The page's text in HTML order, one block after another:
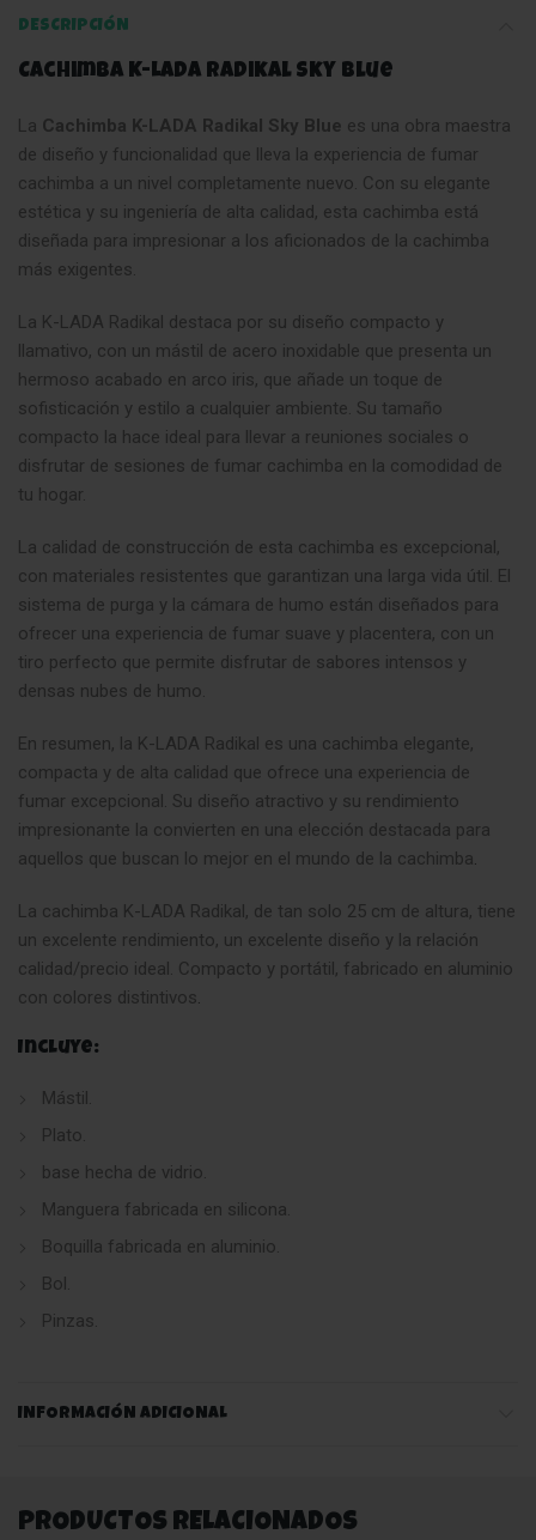
DESCRIPCIÓN
Cachimba K-LADA Radikal Sky Blue
La Cachimba K-LADA Radikal Sky Blue es una obra maestra
de diseño y funcionalidad que lleva la experiencia de fumar
cachimba a un nivel completamente nuevo. Con su elegante
estética y su ingeniería de alta calidad, esta cachimba está
diseñada para impresionar a los aficionados de la cachimba
más exigentes.
La K-LADA Radikal destaca por su diseño compacto y
llamativo, con un mástil de acero inoxidable que presenta un
hermoso acabado en arco iris, que añade un toque de
sofisticación y estilo a cualquier ambiente. Su tamaño
compacto la hace ideal para llevar a reuniones sociales o
disfrutar de sesiones de fumar cachimba en la comodidad de
tu hogar.
La calidad de construcción de esta cachimba es excepcional,
con materiales resistentes que garantizan una larga vida útil. El
sistema de purga y la cámara de humo están diseñados para
ofrecer una experiencia de fumar suave y placentera, con un
tiro perfecto que permite disfrutar de sabores intensos y
densas nubes de humo.
En resumen, la K-LADA Radikal es una cachimba elegante,
compacta y de alta calidad que ofrece una experiencia de
fumar excepcional. Su diseño atractivo y su rendimiento
impresionante la convierten en una elección destacada para
aquellos que buscan lo mejor en el mundo de la cachimba.
La cachimba K-LADA Radikal, de tan solo 25 cm de altura, tiene
un excelente rendimiento, un excelente diseño y la relación
calidad/precio ideal. Compacto y portátil, fabricado en aluminio
con colores distintivos.
Incluye:
Mástil.
Plato.
base hecha de vidrio.
Manguera fabricada en silicona.
Boquilla fabricada en aluminio.
Bol.
Pinzas.
INFORMACIÓN ADICIONAL
PRODUCTOS RELACIONADOS